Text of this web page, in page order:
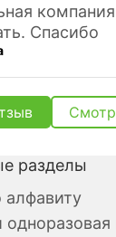
Спасибо
разделы
алфавиту
одноразовая